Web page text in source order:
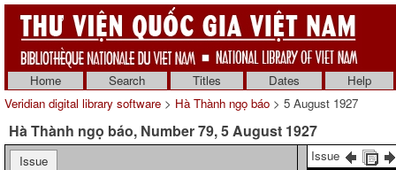
Home Search Titles Dates
Help
Veridian digital library software > Hà Thành ngọ báo > 5 August 1927
Hà Thành ngọ báo, Number 79, 5 August 1927
Issue Issue